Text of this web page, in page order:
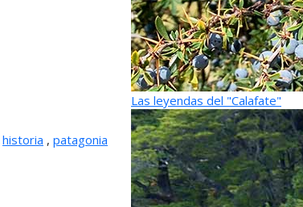
historia , patagonia
Las leyendas del "Calafate"